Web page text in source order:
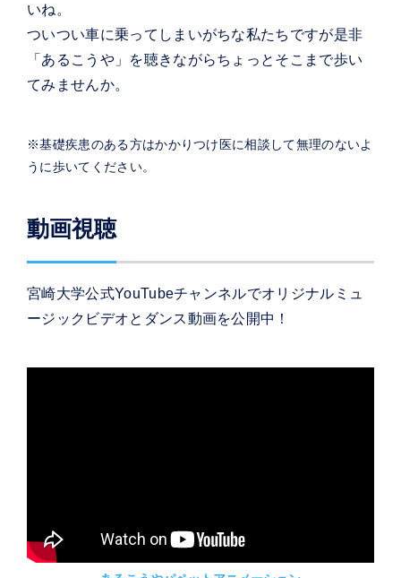
いね。
ついつい車に乗ってしまいがちな私たちですが是非
「あるこうや」を聴きながらちょっとそこまで歩い
てみませんか。
※基礎疾患のある方はかかりつけ医に相談して無理のないよ
うに歩いてください。
動画視聴
宮崎大学公式YouTubeチャンネルでオリジナルミュ
ージックビデオとダンス動画を公開中！